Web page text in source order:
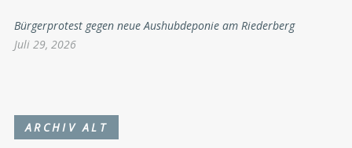
Bürgerprotest gegen neue Aushubdeponie am Riederberg
Juli 29, 2026
ARCHIV ALT